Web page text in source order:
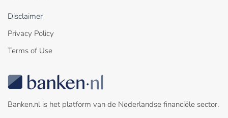
Disclaimer
Privacy Policy
Terms of Use
Banken.nl is het platform van de Nederlandse financiële sector.